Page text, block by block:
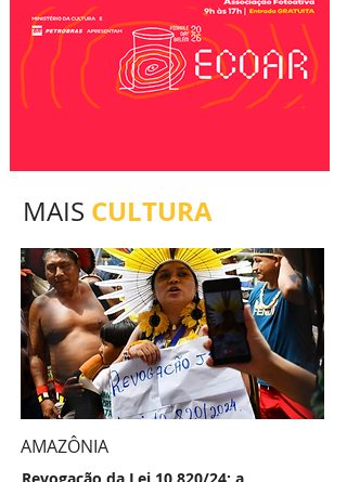
MAIS CULTURA
AMAZÔNIA
Revogação da Lei 10.820/24: a